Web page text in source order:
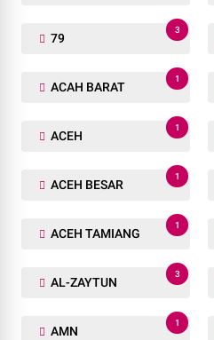
79
3
ACAH BARAT
1
ACEH
1
ACEH BESAR
1
ACEH TAMIANG
1
AL-ZAYTUN
3
AMN
1